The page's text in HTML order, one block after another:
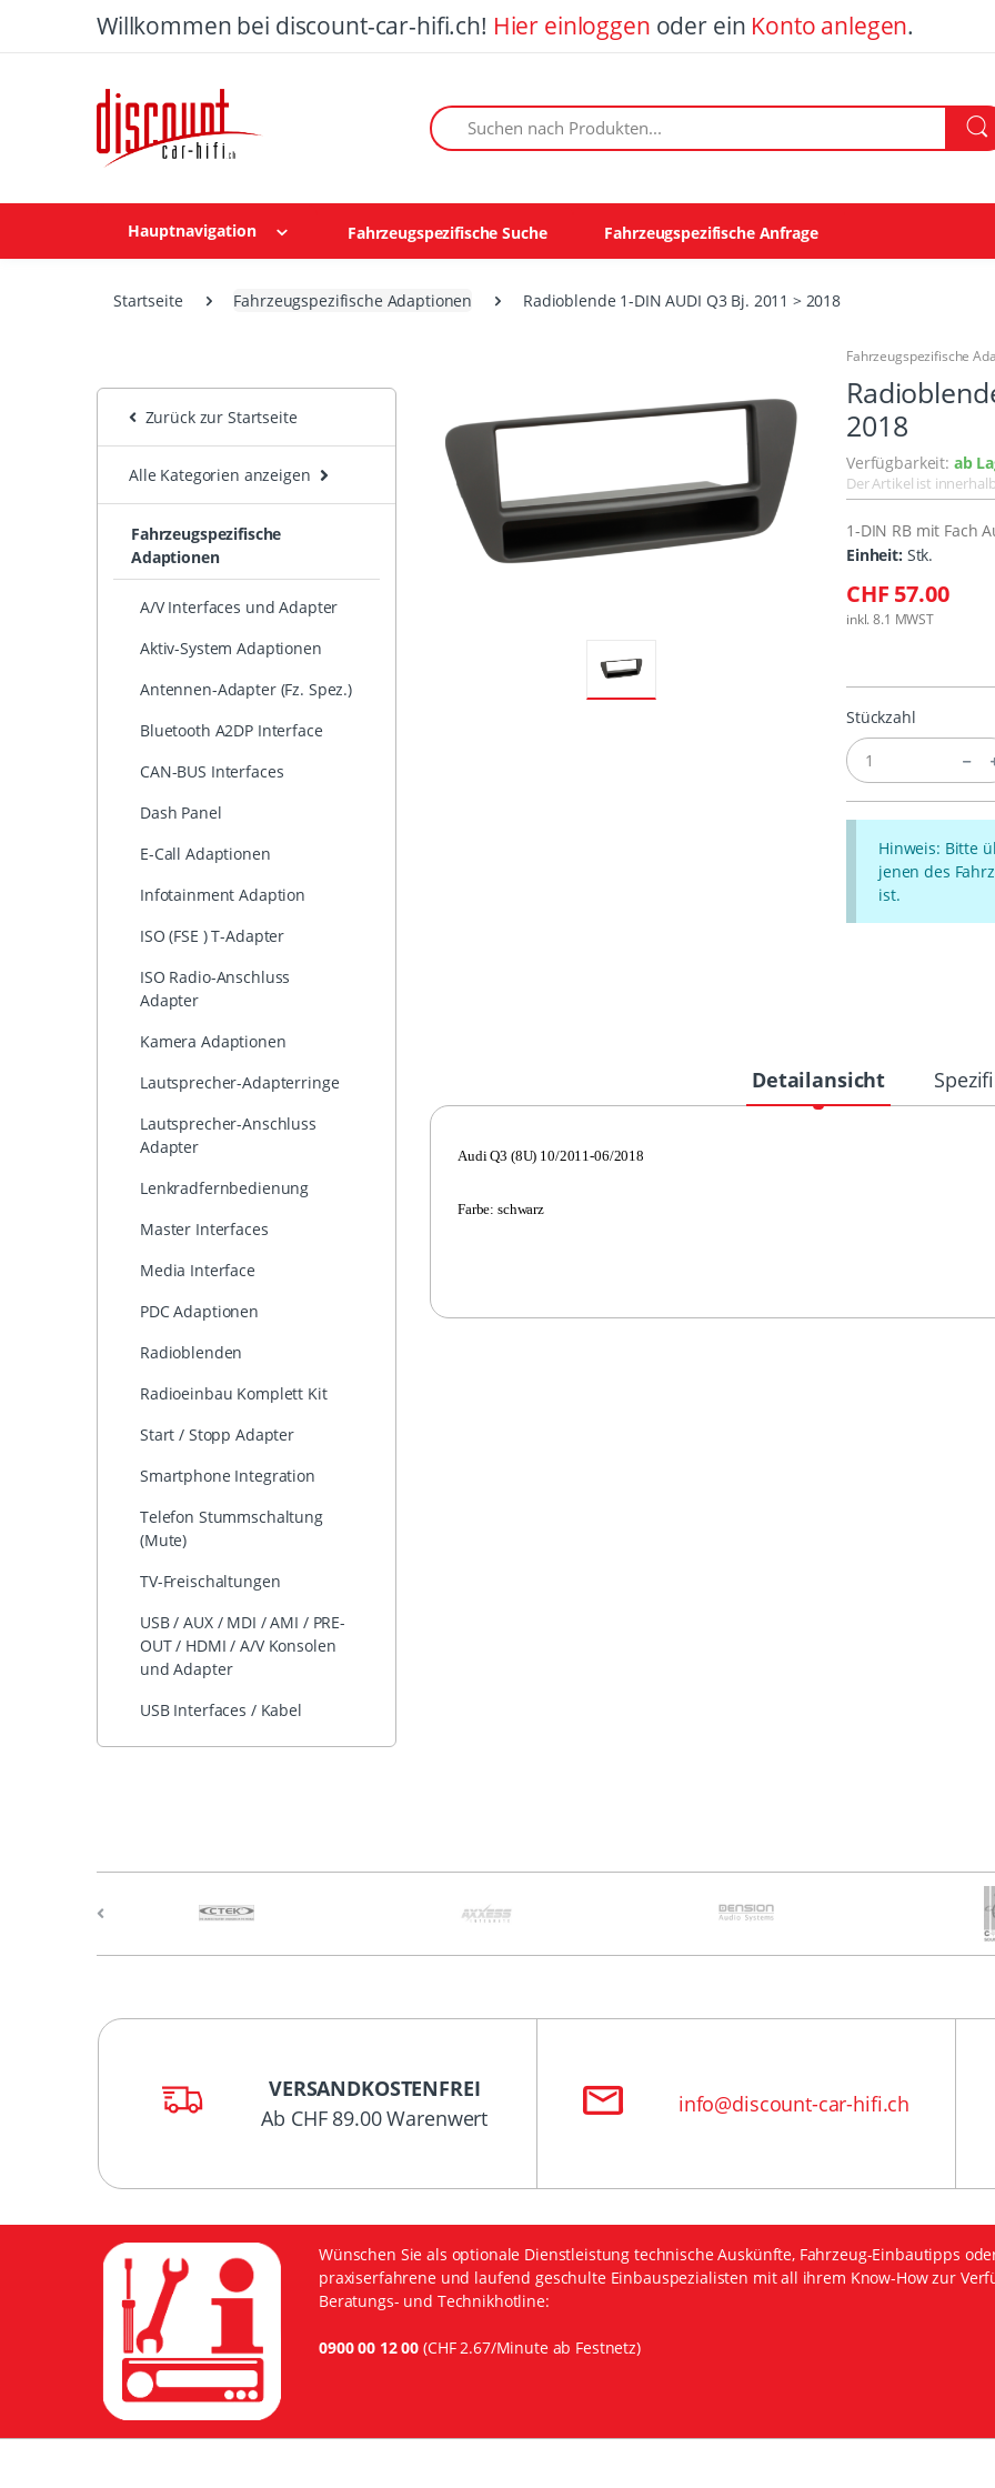
Willkommen bei discount-car-hifi.ch! Hier einloggen oder ein Konto anlegen.
Suchen nach Produkten:
Hauptnavigation Fahrzeugspezifische Suche Fahrzeugspezifische Anfrage
Startseite Fahrzeugspezifische Adaptionen Radioblende 1-DIN AUDI Q3 Bj. 2011 > 2018
Zurück zur Startseite
Alle Kategorien anzeigen
Fahrzeugspezifische
Adaptionen
A/V Interfaces und Adapter
Aktiv-System Adaptionen
Antennen-Adapter (Fz. Spez.)
Bluetooth A2DP Interface
CAN-BUS Interfaces
Dash Panel
E-Call Adaptionen
Infotainment Adaption
ISO (FSE ) T-Adapter
ISO Radio-Anschluss
Adapter
Kamera Adaptionen
Lautsprecher-Adapterringe
Lautsprecher-Anschluss
Adapter
Lenkradfernbedienung
Master Interfaces
Media Interface
PDC Adaptionen
Radioblenden
Radioeinbau Komplett Kit
Start / Stopp Adapter
Smartphone Integration
Telefon Stummschaltung
(Mute)
TV-Freischaltungen
USB / AUX / MDI / AMI / PRE-
OUT / HDMI / A/V Konsolen
und Adapter
USB Interfaces / Kabel
Fahrzeugspezifische
2018
Verfügbarkeit: ab
Der Artikel ist
1-DIN RB mit Fach
Einheit: Stk.
CHF 57.00
inkl. 8.1 MWST
Stückzahl
Hinweis: Bitte
jenen des
ist.
Detailansicht
Audi Q3 (8U) 10/2011-06/2018
Farbe: schwarz
VERSANDKOSTENFREI
Ab CHF 89.00 Warenwert
info@discount-car-hifi.ch
Wünschen Sie als optionale Dienstleistung technische Auskünfte, Fahrzeug-Einbautipps
praxiserfahrene und laufend geschulte Einbauspezialisten mit all ihrem Know-How zur
Beratungs- und Technikhotline:
0900 00 12 00 (CHF 2.67/Minute ab Festnetz)